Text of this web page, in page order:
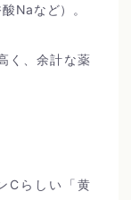
Naなど）。
く、余計な薬
Cらしい「黄